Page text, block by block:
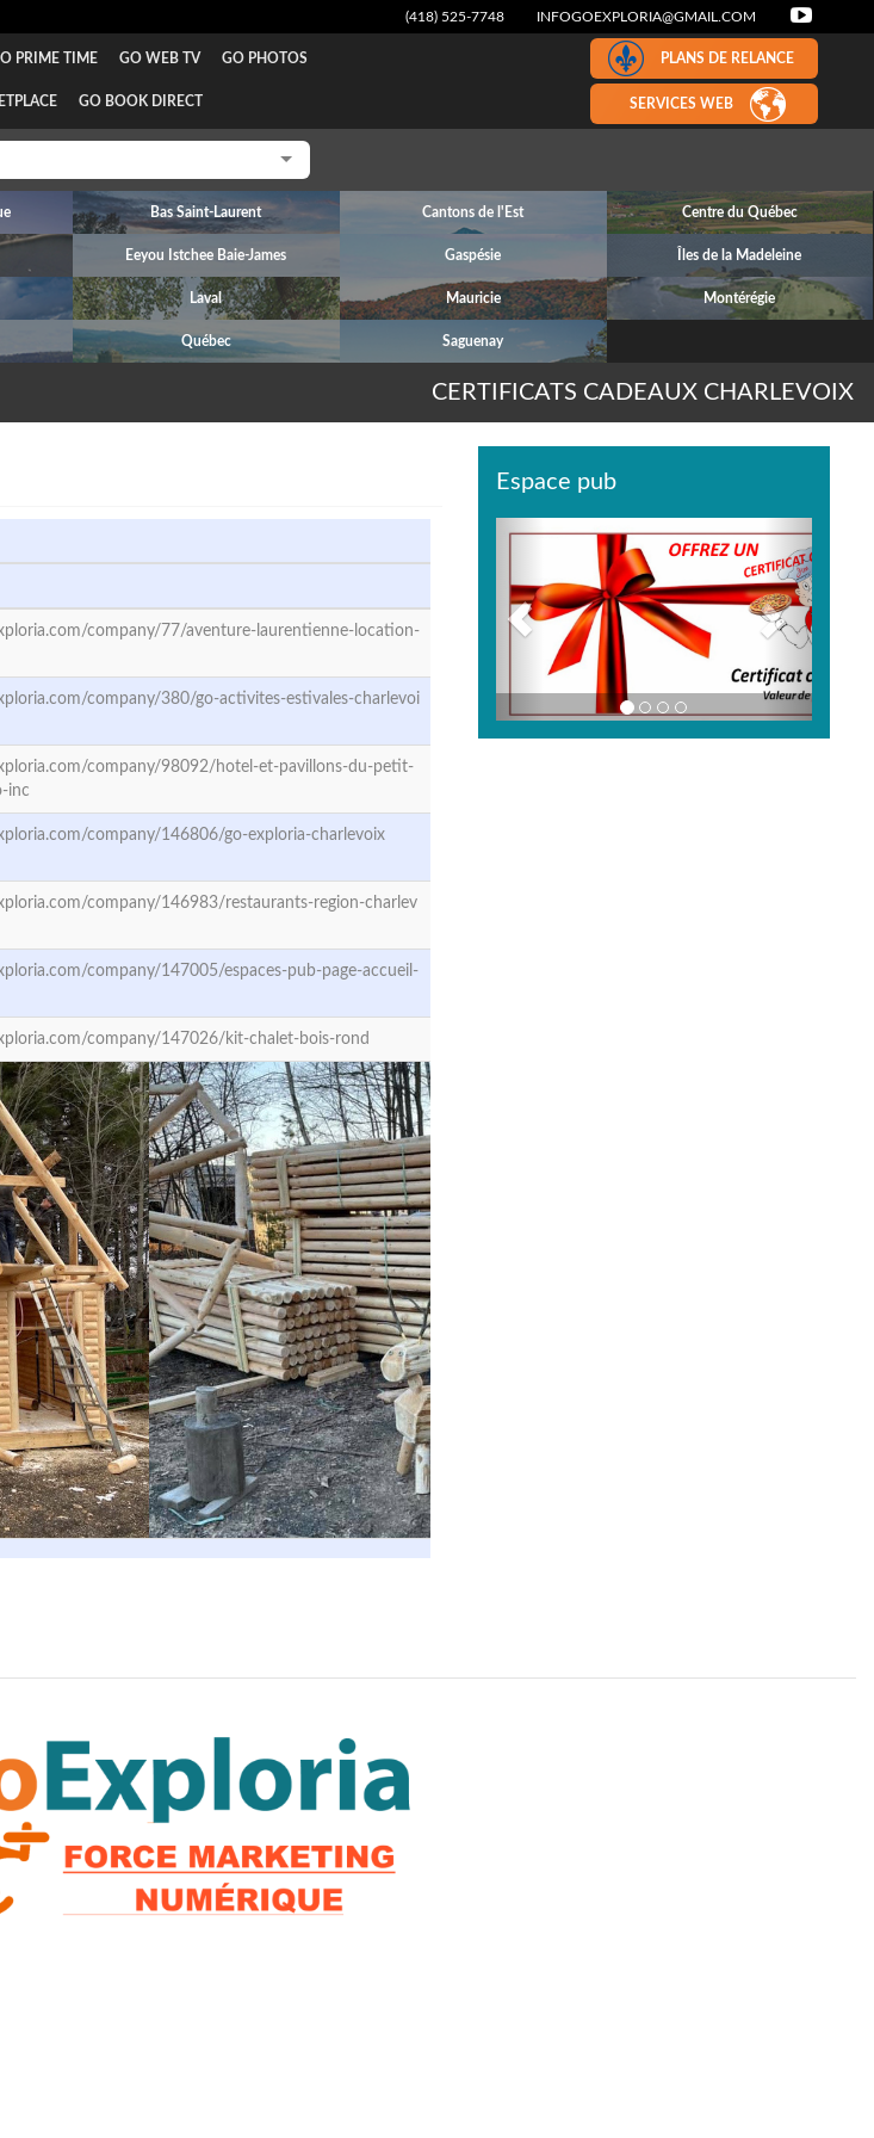
(418) 525-7748 INFOGOEXPLORIA@GMAIL.COM
PRIME TIME GO WEB TV GO PHOTOS
GO BOOK DIRECT
PLANS DE RELANCE
SERVICES WEB
Bas Saint-Laurent Cantons de l'Est Centre du Québec
Eeyou Istchee Baie-James Gaspésie Îles de la Madeleine
Laval Mauricie Montérégie
Québec Saguenay
CERTIFICATS CADEAUX CHARLEVOIX
company/77/aventure-laurentienne-location-
company/380/go-activites-estivales-charlevoi
company/98092/hotel-et-pavillons-du-petit-
inc
company/146806/go-exploria-charlevoix
company/146983/restaurants-region-charlev
company/147005/espaces-pub-page-accueil-
company/147026/kit-chalet-bois-rond
Espace pub
Previous
Next